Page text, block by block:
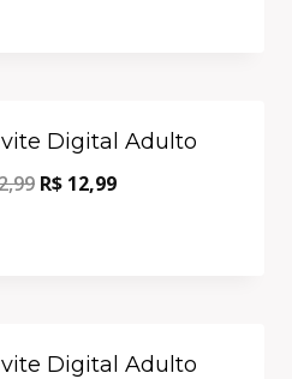
Digital Adulto
R$ 12,99
Digital Adulto